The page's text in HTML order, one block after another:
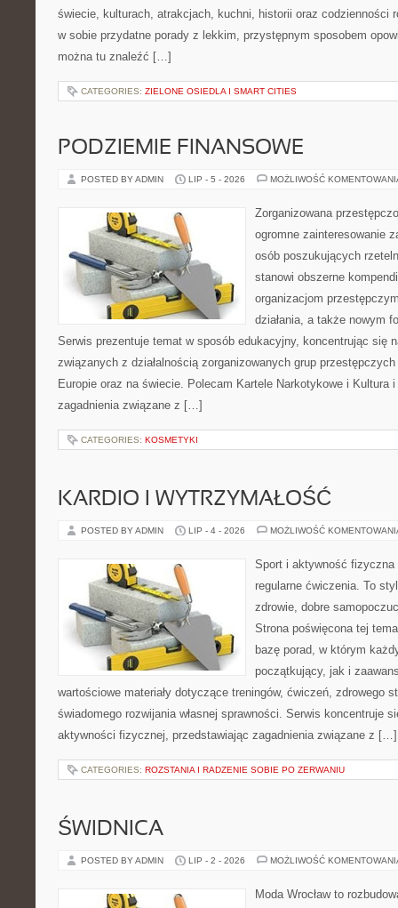
świecie, kulturach, atrakcjach, kuchni, historii oraz codzienności
w sobie przydatne porady z lekkim, przystępnym sposobem
można tu znaleźć […]
CATEGORIES: ZIELONE OSIEDLA I SMART CITIES
PODZIEMIE FINANSOWE
POSTED BY ADMIN LIP - 5 - 2026 MOŻLIWOŚĆ
Zorganizowana
ogromne zainteresowanie
osób poszukujących
stanowi obszerne
organizacjom
działania, a także nowym
Serwis prezentuje temat w sposób edukacyjny, koncentrując się
związanych z działalnością zorganizowanych grup
Europie oraz na świecie. Polecam Kartele Narkotykowe i Kultura
zagadnienia związane z […]
CATEGORIES: KOSMETYKI
KARDIO I WYTRZYMAŁOŚĆ
POSTED BY ADMIN LIP - 4 - 2026 MOŻLIWOŚĆ
Sport i aktywność
regularne ćwiczenia. To
zdrowie, dobre
Strona poświęcona tej
bazę porad, w którym
początkujący, jak i
wartościowe materiały dotyczące treningów, ćwiczeń, zdrowego
świadomego rozwijania własnej sprawności. Serwis koncentruje
aktywności fizycznej, przedstawiając zagadnienia związane z […]
CATEGORIES: ROZSTANIA I RADZENIE SOBIE PO ZERWANIU
ŚWIDNICA
POSTED BY ADMIN LIP - 2 - 2026 MOŻLIWOŚĆ
Moda Wrocław to